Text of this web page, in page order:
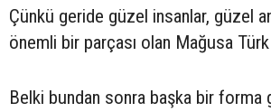
Çünkü geride güzel insanlar, güzel
önemli bir parçası olan Mağusa Türk
Belki bundan sonra başka bir forma